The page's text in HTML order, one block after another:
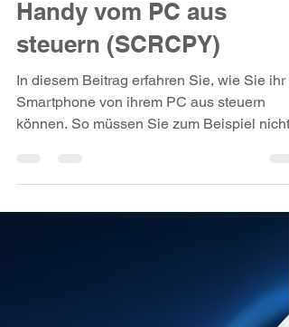
Handy vom PC aus
steuern (SCRCPY)
In diesem Beitrag erfahren Sie, wie Sie ihr
Smartphone von ihrem PC aus steuern